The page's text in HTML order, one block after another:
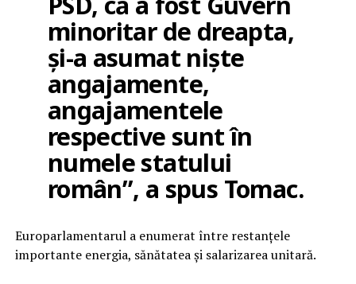
minoritar de dreapta,
și-a asumat niște
angajamente,
angajamentele
respective sunt în
numele statului
român”, a spus Tomac.
Europarlamentarul a enumerat între restanțele
importante energia, sănătatea și salarizarea unitară.